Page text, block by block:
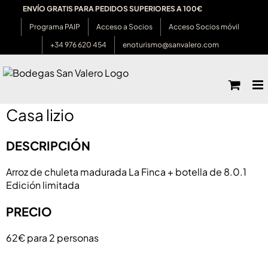
Saltar
contenido
ENVÍO GRATIS PARA PEDIDOS SUPERIORES A 100€
Programa PAIP
Acceso a Socios
Acceso Socios móvil
+34 976 620 454
enoturismo@sanvalero.com
Casa lizio
DESCRIPCIÓN
Arroz de chuleta madurada La Finca + botella de 8.0.1
Edición limitada
PRECIO
62€ para 2 personas